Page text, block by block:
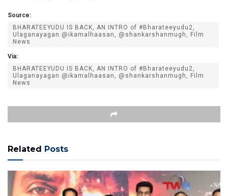
Source:
BHARATEEYUDU IS BACK, AN INTRO of #Bharateeyudu2,
Ulaganayagan @ikamalhaasan, @shankarshanmugh, Film
News
Via:
BHARATEEYUDU IS BACK, AN INTRO of #Bharateeyudu2,
Ulaganayagan @ikamalhaasan, @shankarshanmugh, Film
News
Related Posts